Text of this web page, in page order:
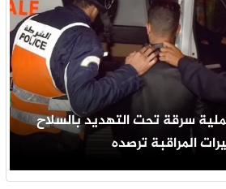
سرقة تحت التهديد بالسلاح
المراقبة ترصده